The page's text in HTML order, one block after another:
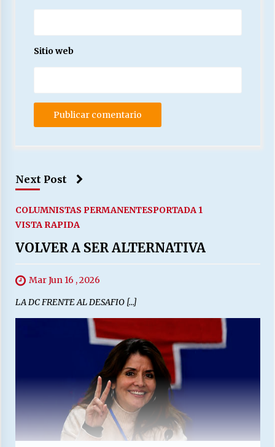
Sitio web
Next Post
COLUMNISTAS PERMANENTESPORTADA 1
VISTA RAPIDA
VOLVER A SER ALTERNATIVA
Mar Jun 16 , 2026
LA DC FRENTE AL DESAFIO […]